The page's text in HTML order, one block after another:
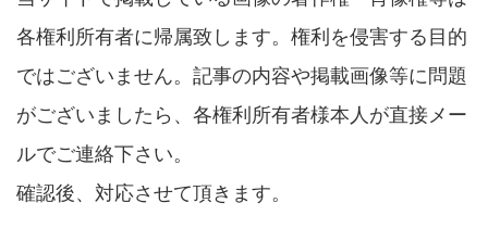
各権利所有者に帰属致します。権利を侵害する目的
ではございません。記事の内容や掲載画像等に問題
がございましたら、各権利所有者様本人が直接メー
ルでご連絡下さい。
確認後、対応させて頂きます。